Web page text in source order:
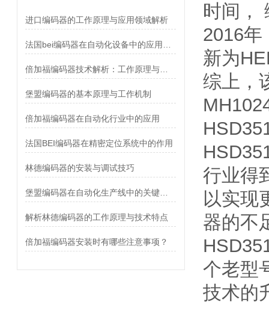
进口编码器的工作原理与应用领域解析
堡盟编码器的基本原理与工作机制
倍加福编码器在自动化行业中的应用
法国BEI编码器在精密定位系统中的作用
林德编码器的安装与调试技巧
解析林德编码器的工作原理与技术特点
倍加福编码器安装时有哪些注意事项？
时间，
2016年
新为
综上，
行业得
以实现
器的不
个老型
技术的